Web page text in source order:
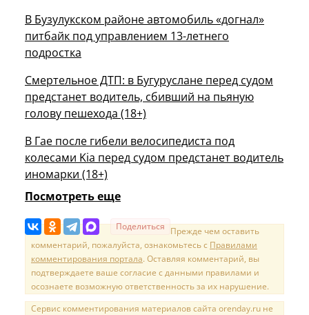
В Бузулукском районе автомобиль «догнал»
питбайк под управлением 13-летнего
подростка
Смертельное ДТП: в Бугуруслане перед судом
предстанет водитель, сбивший на пьяную
голову пешехода (18+)
В Гае после гибели велосипедиста под
колесами Kia перед судом предстанет водитель
иномарки (18+)
Посмотреть еще
Поделиться Прежде чем оставить
комментарий, пожалуйста, ознакомьтесь с Правилами
комментирования портала. Оставляя комментарий, вы
подтверждаете ваше согласие с данными правилами и
осознаете возможную ответственность за их нарушение.
Сервис комментирования материалов сайта orenday.ru не